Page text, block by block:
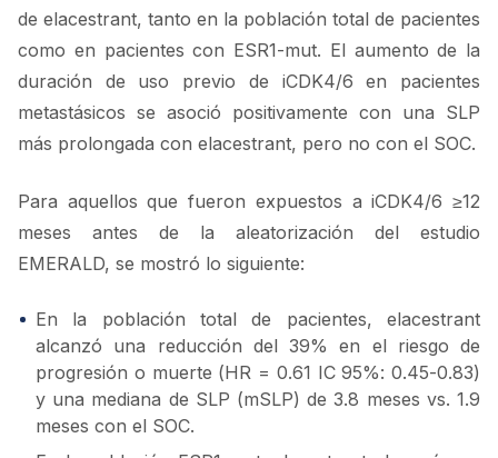
de elacestrant, tanto en la población total de pacientes
como en pacientes con ESR1-mut. El aumento de la
duración de uso previo de iCDK4/6 en pacientes
metastásicos se asoció positivamente con una SLP
más prolongada con elacestrant, pero no con el SOC.
Para aquellos que fueron expuestos a iCDK4/6 ≥12
meses antes de la aleatorización del estudio
EMERALD, se mostró lo siguiente:
En la población total de pacientes, elacestrant
alcanzó una reducción del 39% en el riesgo de
progresión o muerte (HR = 0.61 IC 95%: 0.45-0.83)
y una mediana de SLP (mSLP) de 3.8 meses vs. 1.9
meses con el SOC.